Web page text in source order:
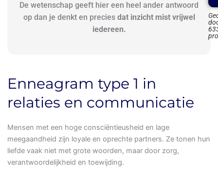
De wetenschap geeft hier een heel ander antwoord
op dan je denkt en precies dat inzicht mist vrijwel
iedereen.
Enneagram type 1 in
relaties en communicatie
Mensen met een hoge consciëntieusheid en lage
meegaandheid zijn loyale en oprechte partners. Ze tonen hun
liefde vaak niet met grote woorden, maar door zorg,
verantwoordelijkheid en toewijding.